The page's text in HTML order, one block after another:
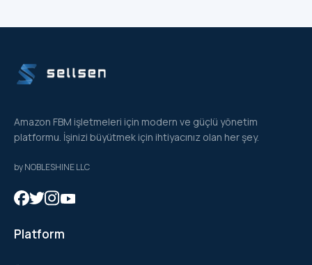
Amazon FBM işletmeleri için modern ve güçlü yönetim
platformu. İşinizi büyütmek için ihtiyacınız olan her şey.
by NOBLESHINE LLC
Platform